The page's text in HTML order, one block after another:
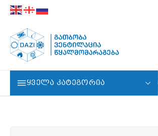
ᲧᲕᲔᲚᲐ ᲙᲐᲢᲔᲒᲝᲠᲘᲐ